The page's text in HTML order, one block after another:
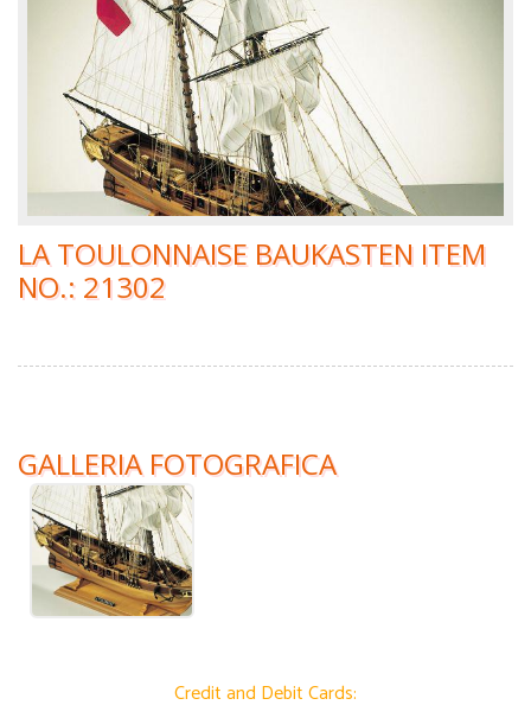
LA TOULONNAISE BAUKASTEN ITEM
NO.: 21302
GALLERIA FOTOGRAFICA
Credit and Debit Cards: